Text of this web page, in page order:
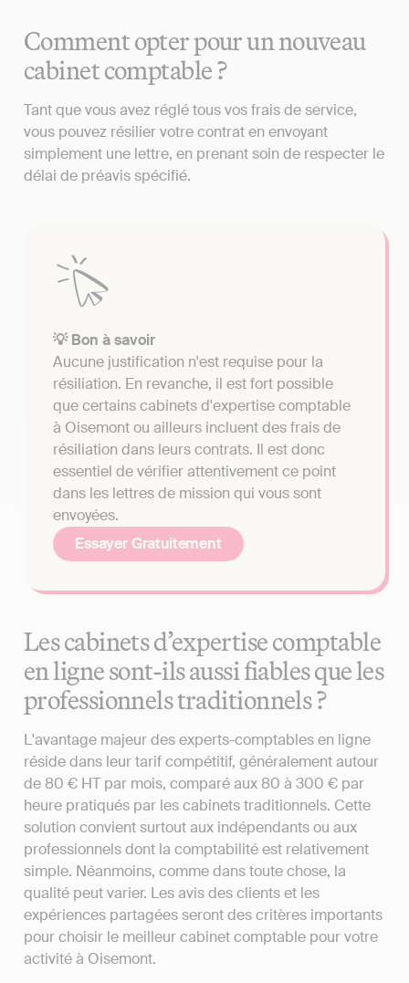
Comment opter pour un nouveau
cabinet comptable ?
Tant que vous avez réglé tous vos frais de service,
vous pouvez résilier votre contrat en envoyant
simplement une lettre, en prenant soin de respecter le
délai de préavis spécifié.
💡 Bon à savoir
Aucune justification n'est requise pour la
résiliation. En revanche, il est fort possible
que certains cabinets d'expertise comptable
à Oisemont ou ailleurs incluent des frais de
résiliation dans leurs contrats. Il est donc
essentiel de vérifier attentivement ce point
dans les lettres de mission qui vous sont
envoyées.
Essayer Gratuitement
Les cabinets d’expertise comptable
en ligne sont-ils aussi fiables que les
professionnels traditionnels ?
L'avantage majeur des experts-comptables en ligne
réside dans leur tarif compétitif, généralement autour
de 80 € HT par mois, comparé aux 80 à 300 € par
heure pratiqués par les cabinets traditionnels. Cette
solution convient surtout aux indépendants ou aux
professionnels dont la comptabilité est relativement
simple. Néanmoins, comme dans toute chose, la
qualité peut varier. Les avis des clients et les
expériences partagées seront des critères importants
pour choisir le meilleur cabinet comptable pour votre
activité à Oisemont.